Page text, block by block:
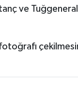
ve Tuğgeneral